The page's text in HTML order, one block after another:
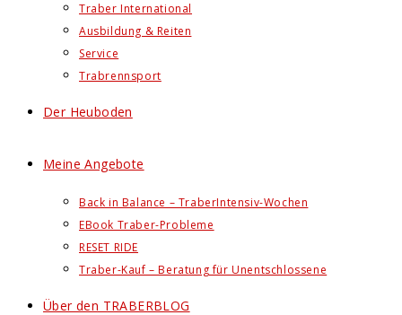
Traber International
Ausbildung & Reiten
Service
Trabrennsport
Der Heuboden
Meine Angebote
Back in Balance – TraberIntensiv-Wochen
EBook Traber-Probleme
RESET RIDE
Traber-Kauf – Beratung für Unentschlossene
Über den TRABERBLOG